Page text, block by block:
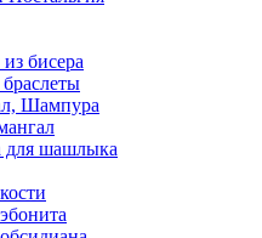
бисера
Шампура
шашлыка